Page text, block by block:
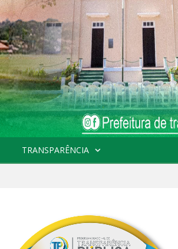
TRANSPARÊNCIA